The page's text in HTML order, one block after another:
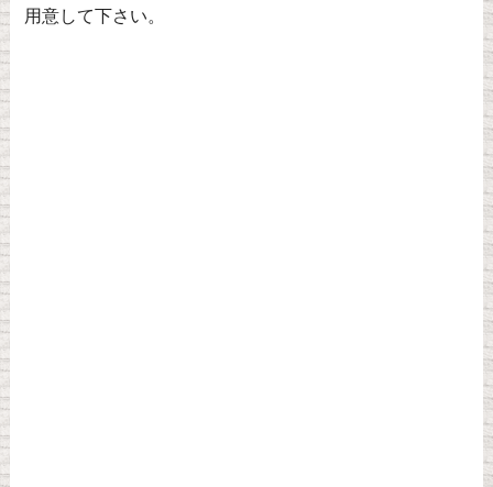
用意して下さい。